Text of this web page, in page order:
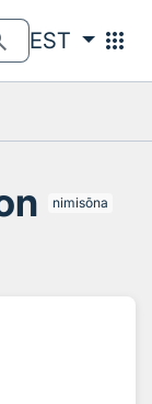
EST apps
nimisõna